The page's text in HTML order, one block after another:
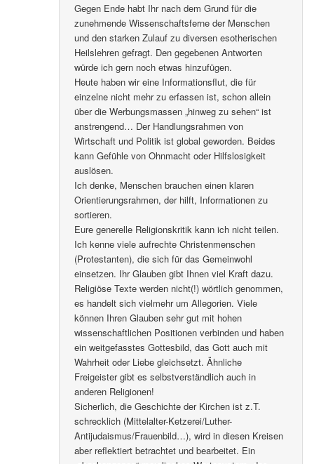
Gegen Ende habt Ihr nach dem Grund für die
zunehmende Wissenschaftsferne der Menschen
und den starken Zulauf zu diversen esotherischen
Heilslehren gefragt. Den gegebenen Antworten
würde ich gern noch etwas hinzufügen.
Heute haben wir eine Informationsflut, die für
einzelne nicht mehr zu erfassen ist, schon allein
über die Werbungsmassen „hinweg zu sehen“ ist
anstrengend… Der Handlungsrahmen von
Wirtschaft und Politik ist global geworden. Beides
kann Gefühle von Ohnmacht oder Hilfslosigkeit
auslösen.
Ich denke, Menschen brauchen einen klaren
Orientierungsrahmen, der hilft, Informationen zu
sortieren.
Eure generelle Religionskritik kann ich nicht teilen.
Ich kenne viele aufrechte Christenmenschen
(Protestanten), die sich für das Gemeinwohl
einsetzen. Ihr Glauben gibt Ihnen viel Kraft dazu.
Religiöse Texte werden nicht(!) wörtlich genommen,
es handelt sich vielmehr um Allegorien. Viele
können Ihren Glauben sehr gut mit hohen
wissenschaftlichen Positionen verbinden und haben
ein weitgefasstes Gottesbild, das Gott auch mit
Wahrheit oder Liebe gleichsetzt. Ähnliche
Freigeister gibt es selbstverständlich auch in
anderen Religionen!
Sicherlich, die Geschichte der Kirchen ist z.T.
schrecklich (Mittelalter-Ketzerei/Luther-
Antijudaismus/Frauenbild…), wird in diesen Kreisen
aber reflektiert betrachtet und bearbeitet. Ein